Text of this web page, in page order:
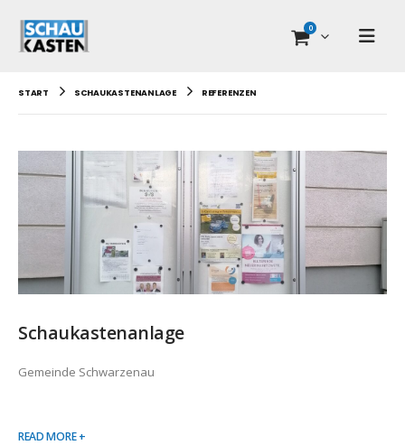
0
START SCHAUKASTENANLAGE REFERENZEN
Schaukastenanlage
Gemeinde Schwarzenau
READ MORE +